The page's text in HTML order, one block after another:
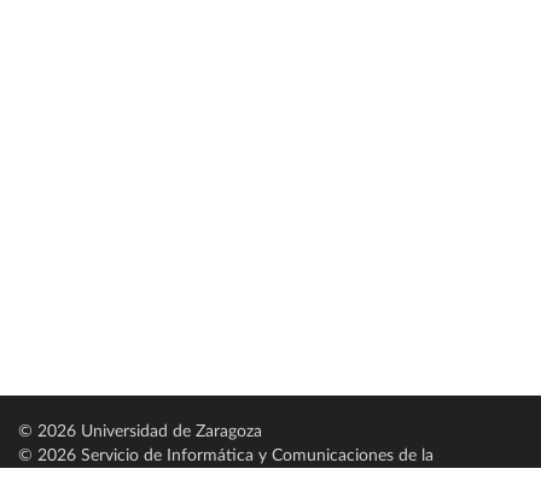
© 2026 Universidad de Zaragoza
© 2026 Servicio de Informática y Comunicaciones de la